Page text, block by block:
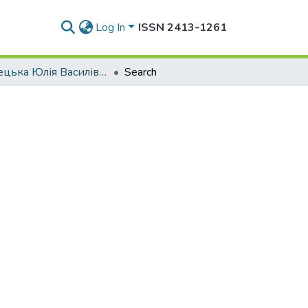
Log In ISSN 2413‑1261
Юлінецька Юлія Василівна Search